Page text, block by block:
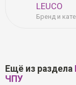
LEUCO
Бренд и
Ещё из раздела
ЧПУ